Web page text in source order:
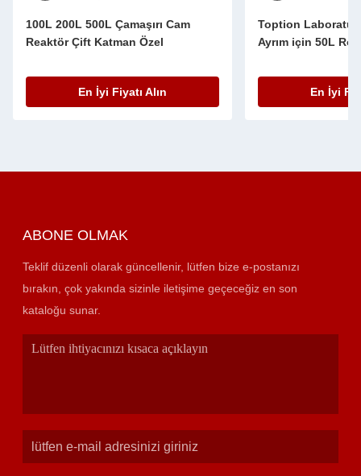
100L 200L 500L Çamaşırı Cam
Reaktör Çift Katman Özel
En İyi Fiyatı Alın
Toption
Ayrım için 50L
En İyi
ABONE OLMAK
Teklif düzenli olarak güncellenir, lütfen bize e-postanızı
bırakın, çok yakında sizinle iletişime geçeceğiz en son
kataloğu sunar.